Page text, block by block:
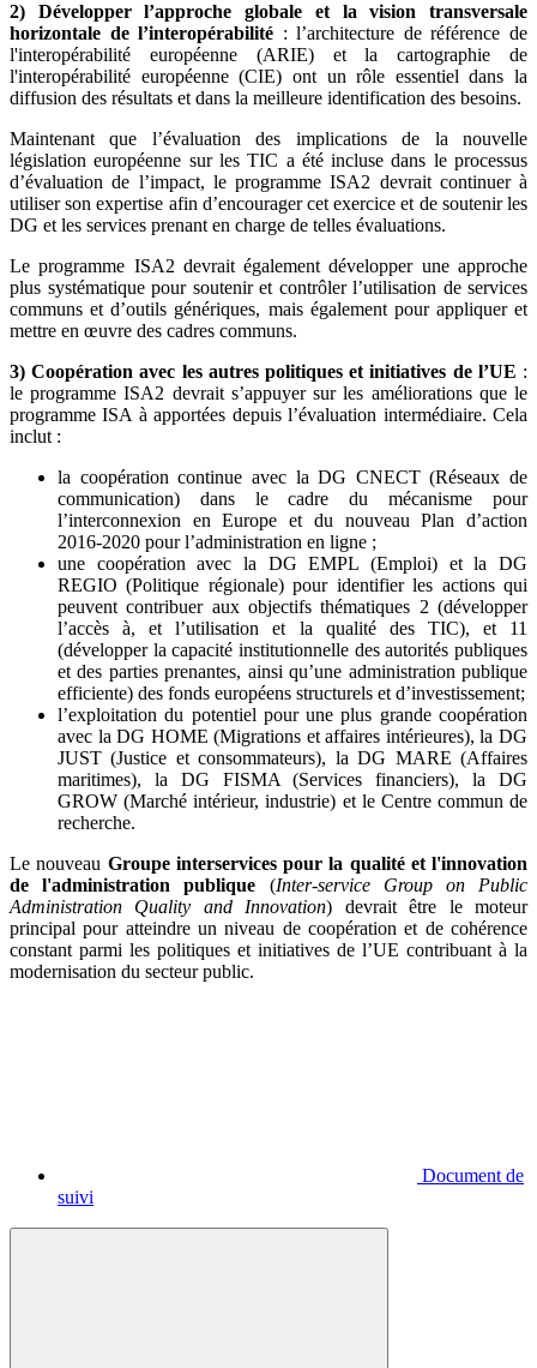
2) Développer l’approche globale et la vision transversale
horizontale de l’interopérabilité : l’architecture de référence de
l'interopérabilité européenne (ARIE) et la cartographie de
l'interopérabilité européenne (CIE) ont un rôle essentiel dans la
diffusion des résultats et dans la meilleure identification des besoins.
Maintenant que l’évaluation des implications de la nouvelle
législation européenne sur les TIC a été incluse dans le processus
d’évaluation de l’impact, le programme ISA2 devrait continuer à
utiliser son expertise afin d’encourager cet exercice et de soutenir les
DG et les services prenant en charge de telles évaluations.
Le programme ISA2 devrait également développer une approche
plus systématique pour soutenir et contrôler l’utilisation de services
communs et d’outils génériques, mais également pour appliquer et
mettre en œuvre des cadres communs.
3) Coopération avec les autres politiques et initiatives de l’UE :
le programme ISA2 devrait s’appuyer sur les améliorations que le
programme ISA à apportées depuis l’évaluation intermédiaire. Cela
inclut :
la coopération continue avec la DG CNECT (Réseaux de
communication) dans le cadre du mécanisme pour
l’interconnexion en Europe et du nouveau Plan d’action
2016-2020 pour l’administration en ligne ;
une coopération avec la DG EMPL (Emploi) et la DG
REGIO (Politique régionale) pour identifier les actions qui
peuvent contribuer aux objectifs thématiques 2 (développer
l’accès à, et l’utilisation et la qualité des TIC), et 11
(développer la capacité institutionnelle des autorités publiques
et des parties prenantes, ainsi qu’une administration publique
efficiente) des fonds européens structurels et d’investissement;
l’exploitation du potentiel pour une plus grande coopération
avec la DG HOME (Migrations et affaires intérieures), la DG
JUST (Justice et consommateurs), la DG MARE (Affaires
maritimes), la DG FISMA (Services financiers), la DG
GROW (Marché intérieur, industrie) et le Centre commun de
recherche.
Le nouveau Groupe interservices pour la qualité et l'innovation
de l'administration publique (Inter-service Group on Public
Administration Quality and Innovation) devrait être le moteur
principal pour atteindre un niveau de coopération et de cohérence
constant parmi les politiques et initiatives de l’UE contribuant à la
modernisation du secteur public.
Document de
suivi